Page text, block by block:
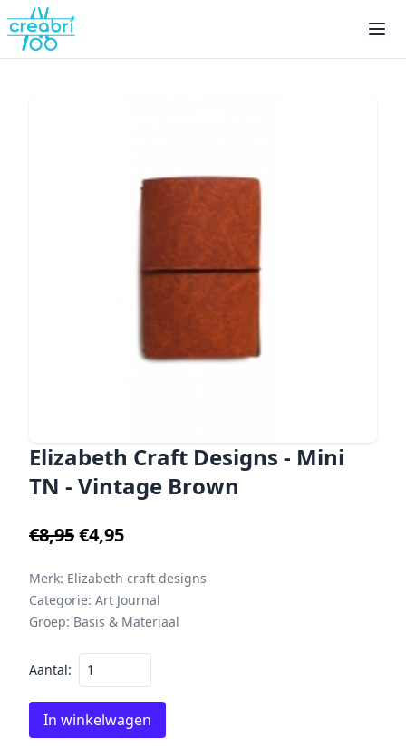
Elizabeth Craft Designs - Mini
TN - Vintage Brown
€8,95€4,95
Merk: Elizabeth craft designs
Categorie: Art Journal
Groep: Basis & Materiaal
Aantal:
In winkelwagen